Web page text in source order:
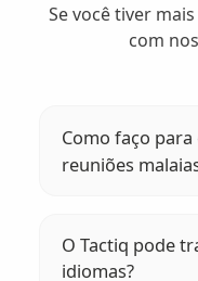
Se você tiver
com
Como faço
reuniões
participe da
ao vivo. O
O Tactiq pode
idiomas?